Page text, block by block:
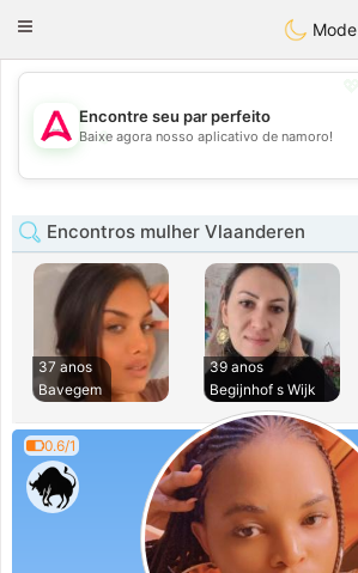
Tantôt
Toggle
Mode
💖
💕
Encontre seu par perfeito
Baixe agora nosso aplicativo de namoro!
Encontros mulher Vlaanderen
37 anos
Bavegem
39 anos
Begijnhof s Wijk
0.6/1